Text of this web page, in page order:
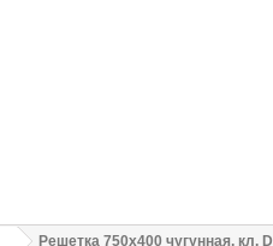
Решетка 750х400 чугунная, кл. D